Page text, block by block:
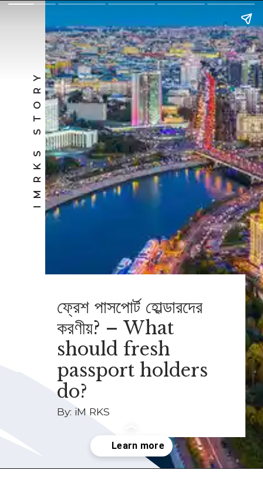
ফ্রেশ পাসপোর্ট হোল্ডারদের
করণীয়? – What
should fresh
passport holders
do?
By: iM RKS
IMRKS STORY